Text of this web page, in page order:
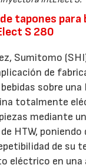
tapones para
S 280
Sumitomo
de
sobre
totalmente
mediante
HTW, poniendo
de su
eléctrico en una